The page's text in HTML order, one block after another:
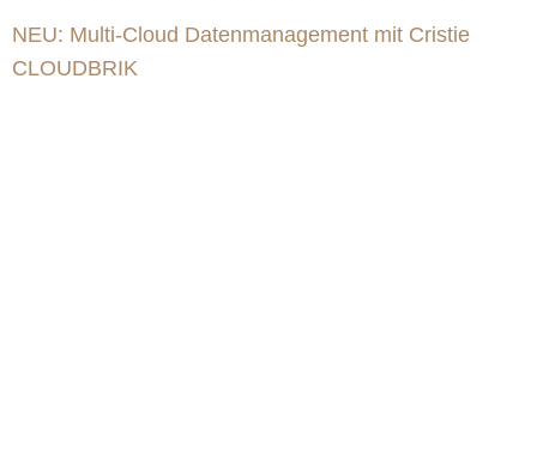
NEU: Multi-Cloud Datenmanagement mit Cristie
CLOUDBRIK